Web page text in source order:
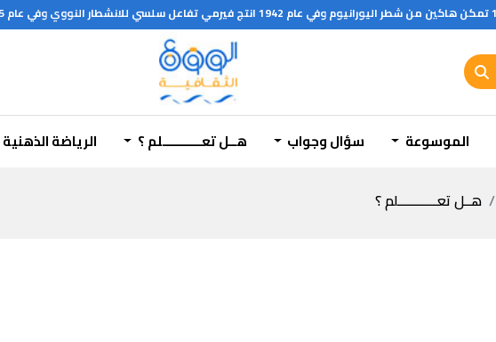
الموسوعة سؤال وجواب هــل تعـــــــــــلم ؟ الرياضة الذهنية
هــل تعـــــــــــلم ؟